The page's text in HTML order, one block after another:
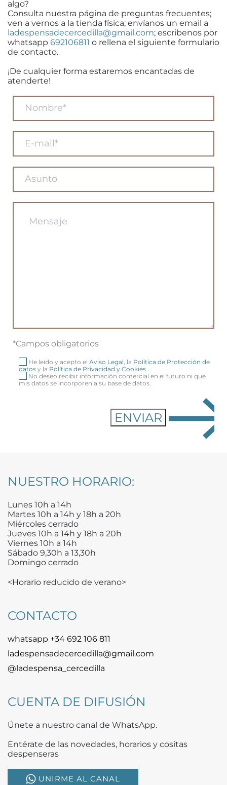
algo?
Consulta nuestra página de preguntas frecuentes;
ven a vernos a la tienda física; envíanos un email a
ladespensadecercedilla@gmail.com; escribenos por
whatsapp 692106811 o rellena el siguiente formulario
de contacto.
¡De cualquier forma estaremos encantadas de
atenderte!
*Campos obligatorios
He leído y acepto el Aviso Legal, la Política de Protección de
datos y la Política de Privacidad y Cookies .
No deseo recibir información comercial en el futuro ni que
mis datos se incorporen a su base de datos.
NUESTRO HORARIO:
Lunes 10h a 14h
Martes 10h a 14h y 18h a 20h
Miércoles cerrado
Jueves 10h a 14h y 18h a 20h
Viernes 10h a 14h
Sábado 9,30h a 13,30h
Domingo cerrado
<Horario reducido de verano>
CONTACTO
whatsapp +34 692 106 811
ladespensadecercedilla@gmail.com
@ladespensa_cercedilla
CUENTA DE DIFUSIÓN
Únete a nuestro canal de WhatsApp.
Entérate de las novedades, horarios y cositas
despenseras
UNIRME AL CANAL